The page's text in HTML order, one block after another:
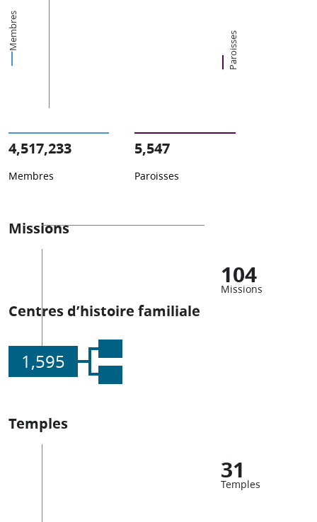
Membres Paroisses
4,517,233
Membres
5,547
Paroisses
Missions
104
Missions
Centres d’histoire familiale
1,595
Temples
31
Temples